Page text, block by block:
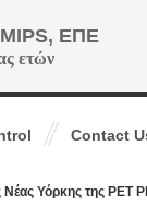
ΕΠΕ
ετών
Contact
Υόρκης της PET